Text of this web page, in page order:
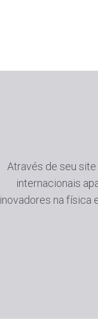
Através de seu
internacionais
inovadores na física